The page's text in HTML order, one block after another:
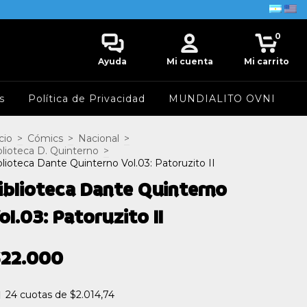
Ayuda Mi cuenta Mi carrito
0
Política de Privacidad MUNDIALITO OVNI
> Cómics > Nacional >
D. Quinterno >
Dante Quinterno Vol.03: Patoruzito II
Dante Quinterno
Patoruzito II
24 cuotas de $2.014,74